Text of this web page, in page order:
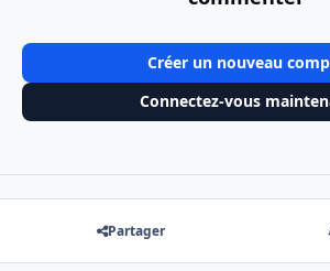
Créer un nouveau
Connectez-vous
Partager